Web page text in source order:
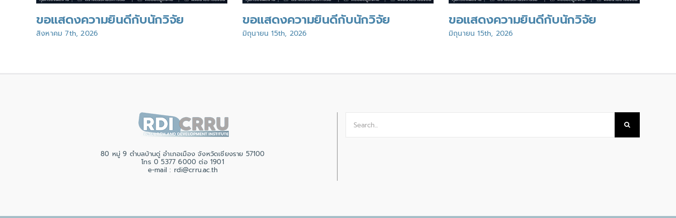
ขอแสดงความยินดีกับนักวิจัย
สิงหาคม 7th, 2026
ขอแสดงความยินดีกับนักวิจัย
มิถุนายน 15th, 2026
ขอแสดงความยินดีกับนักวิจัย
มิถุนายน 15th, 2026
80 หมู่ 9 ตำบลบ้านดู่ อำเภอเมือง จังหวัดเชียงราย 57100
โทร 0 5377 6000 ต่อ 1901
e-mail : rdi@crru.ac.th
for: